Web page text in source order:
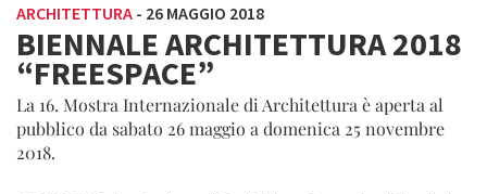
ARCHITETTURA - 26 MAGGIO 2018
BIENNALE ARCHITETTURA 2018
“FREESPACE”
La 16. Mostra Internazionale di Architettura è aperta al
pubblico da sabato 26 maggio a domenica 25 novembre
2018.